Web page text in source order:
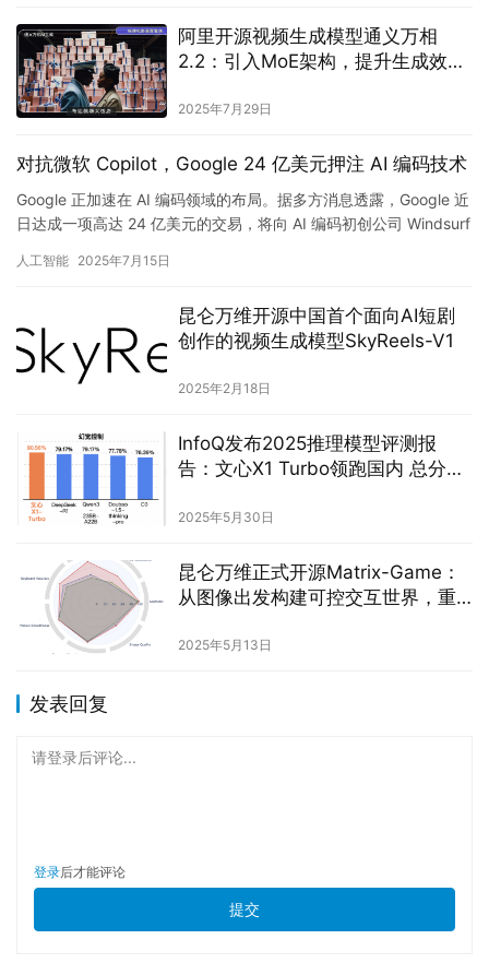
阿里开源视频生成模型通义万相
2.2：引入MoE架构，提升生成效率
2025年7月29日
对抗微软 Copilot，Google 24 亿美元押注 AI 编码技术
Google 正加速在 AI 编码领域的布局。据多方消息透露，Google 近
日达成一项高达 24 亿美元的交易，将向 AI 编码初创公司 Windsurf
人工智能 2025年7月15日
昆仑万维开源中国首个面向AI短剧
创作的视频生成模型SkyReels-V1
2025年2月18日
InfoQ发布2025推理模型评测报
告：文心X1 Turbo领跑国内 总分第
2025年5月30日
昆仑万维正式开源Matrix-Game：
从图像出发构建可控交互世界，重
2025年5月13日
发表回复
请登录后评论...
登录后才能评论
提交